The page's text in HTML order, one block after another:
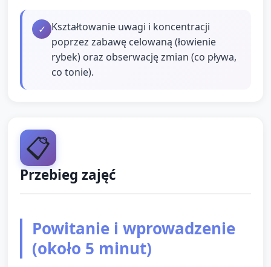
✓ Kształtowanie uwagi i koncentracji
poprzez zabawę celowaną (łowienie
rybek) oraz obserwację zmian (co pływa,
co tonie).
📋
Przebieg zajęć
Powitanie i wprowadzenie
(około 5 minut)